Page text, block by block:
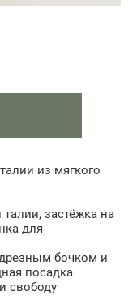
из мягкого
застёжка на
для
бочком и
посадка
свободу